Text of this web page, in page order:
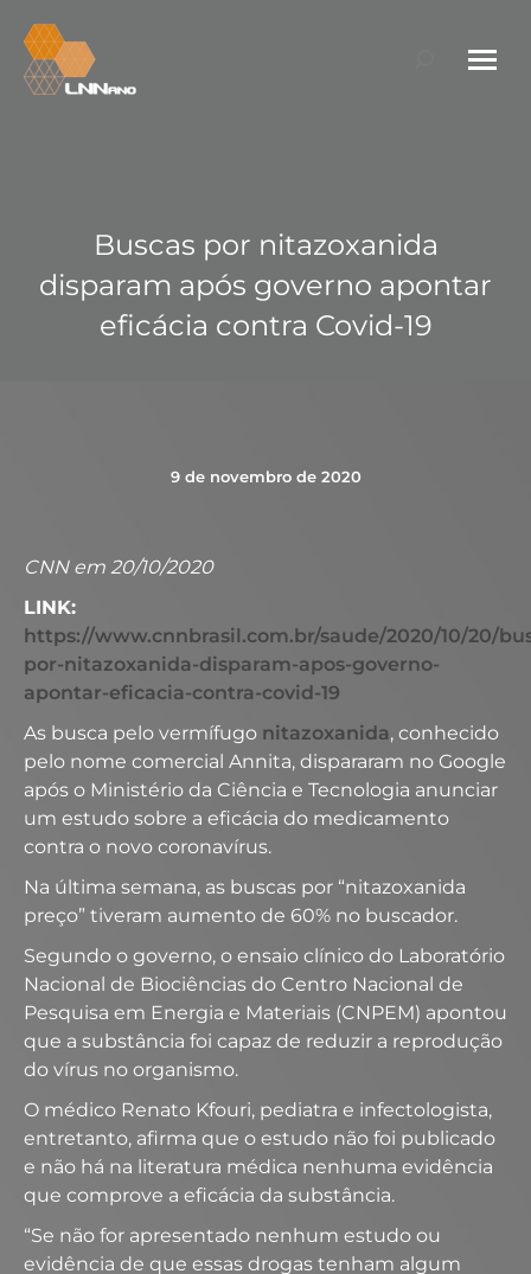
Search:
Buscas por nitazoxanida
disparam após governo apontar
eficácia contra Covid-19
9 de novembro de 2020
CNN em 20/10/2020
LINK:
https://www.cnnbrasil.com.br/saude/2020/10/20/
por-nitazoxanida-disparam-apos-governo-
apontar-eficacia-contra-covid-19
As busca pelo vermífugo nitazoxanida, conhecido
pelo nome comercial Annita, dispararam no Google
após o Ministério da Ciência e Tecnologia anunciar
um estudo sobre a eficácia do medicamento
contra o novo coronavírus.
Na última semana, as buscas por “nitazoxanida
preço” tiveram aumento de 60% no buscador.
Segundo o governo, o ensaio clínico do Laboratório
Nacional de Biociências do Centro Nacional de
Pesquisa em Energia e Materiais (CNPEM) apontou
que a substância foi capaz de reduzir a reprodução
do vírus no organismo.
O médico Renato Kfouri, pediatra e infectologista,
entretanto, afirma que o estudo não foi publicado
e não há na literatura médica nenhuma evidência
que comprove a eficácia da substância.
“Se não for apresentado nenhum estudo ou
evidência de que essas drogas tenham algum